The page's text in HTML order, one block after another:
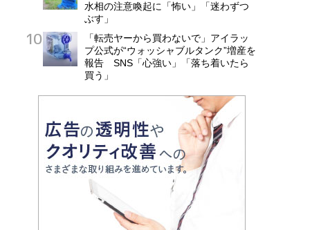
水相の注意喚起に「怖い」「迷わずつ
ぶす」
「転売ヤーから買わないで」アイラッ
プ公式が“ウォッシャブルタンク”増産を
報告 SNS「心強い」「落ち着いたら
買う」